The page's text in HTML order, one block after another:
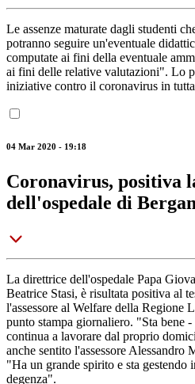
Le assenze maturate dagli studenti
potranno seguire un'eventuale
computate ai fini della eventuale
ai fini delle relative valutazioni". Lo
iniziative contro il coronavirus in
04 Mar 2020 - 19:18
Coronavirus, positiva
dell'ospedale di
La direttrice dell'ospedale Papa
Beatrice Stasi, è risultata positiva al
l'assessore al Welfare della Regione
punto stampa giornaliero. "Sta bene
continua a lavorare dal proprio
anche sentito l'assessore Alessandro
"Ha un grande spirito e sta gestendo
degenza".